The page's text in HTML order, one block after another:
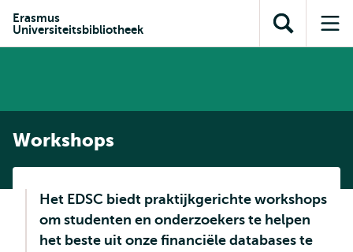
inhoud
Direct naar
subnavigatie
Erasmus
Universiteitsbibliotheek
Toon
zoekveld
Workshops
Het EDSC biedt praktijkgerichte workshops
om studenten en onderzoekers te helpen
het beste uit onze financiële databases te